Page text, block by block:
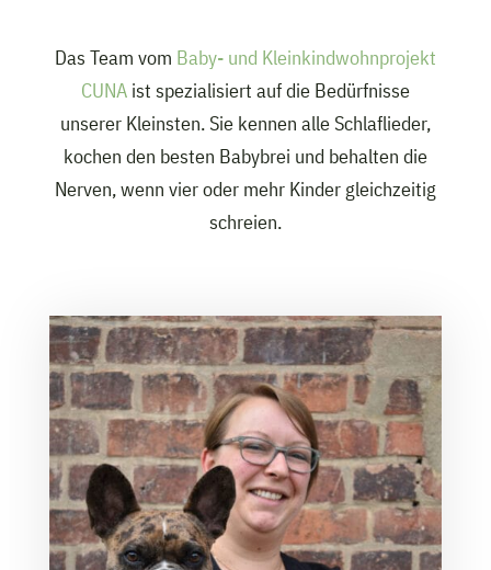
Das Team vom Baby- und Kleinkindwohnprojekt
CUNAist spezialisiert auf die Bedürfnisse
unserer Kleinsten. Sie kennen alle Schlaflieder,
kochen den besten Babybrei und behalten die
Nerven, wenn vier oder mehr Kinder gleichzeitig
schreien.